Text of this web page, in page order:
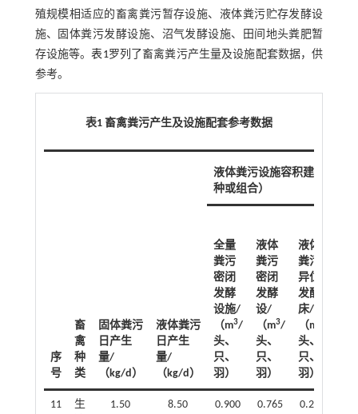
殖规模相适应的畜禽粪污暂存设施、液体粪污贮存发酵设
施、固体粪污发酵设施、沼气发酵设施、田间地头粪肥暂
存设施等。表1罗列了畜禽粪污产生量及设施配套数据，供
参考。
表1 畜禽粪污产生及设施配套参考数据
序
号
畜
禽
种
类
固体粪污
日产生
量/
（kg/d）
液体粪污
日产生
量/
（kg/d）
液体粪污设施容积建议（任
种或组合）
全量
粪污
密闭
发酵
设施/
（m3/
头、
只、
羽）
液体
粪污
密闭
发酵
设/
（m3/
头、
只、
羽）
液体
粪污
异位
发酵
床/
（m
头、
只、
羽）
11
生
1.50 8.50 0.900 0.765
0.200